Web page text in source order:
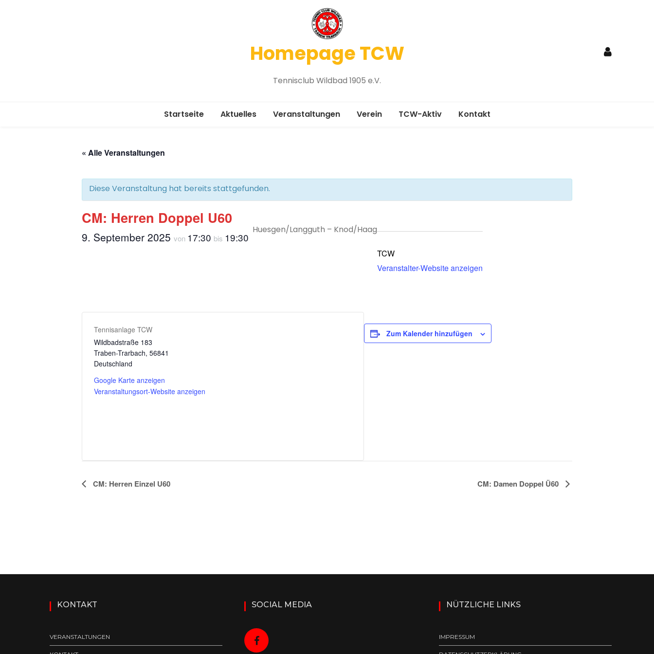
Homepage TCW
Tennisclub Wildbad 1905 e.V.
Startseite Aktuelles Veranstaltungen Verein
Mitgliedsantrag
Vorstand
Anlage und Clubhaus
Satzung
TCW-Aktiv
Winterspielordnung
Platzanfrage
Rentnersommer
Kontakt
« Alle Veranstaltungen
Diese Veranstaltung hat bereits stattgefunden.
CM: Herren Doppel U60
9. September 2025 von 17:30 bis 19:30
Huesgen/Langguth – Knod/Haag
TCW
Veranstalter-Website anzeigen
Tennisanlage TCW
Wildbadstraße 183
Traben-Trarbach, 56841
Deutschland
Google Karte anzeigen
Veranstaltungsort-Website anzeigen
Zum Kalender hinzufügen
V
t
l
n
CM: Herren Einzel U60 CM: Damen Doppel Ü60
KONTAKT
VERANSTALTUNGEN
SOCIAL MEDIA NÜTZLICHE LINKS
IMPRESSUM